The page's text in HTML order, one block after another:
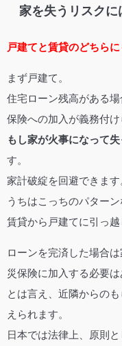
家を失うリスクに
戸建てと賃貸のどちら
まず戸建て。
住宅ローン残高がある
保険への加入が義務付け
もし家が火事になって
す。
家計破綻を回避できます
うちはこっちのパター
賃貸から戸建てに引っ越
ローンを完済した場合
災保険に加入する必要は
とは言え、近隣からの
えられます。
日本では法律上、原則